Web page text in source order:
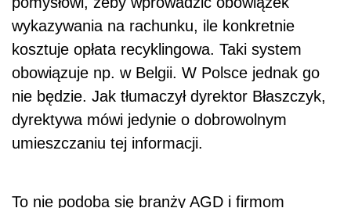
wykazywania na rachunku, ile konkretnie
kosztuje opłata recyklingowa. Taki system
obowiązuje np. w Belgii. W Polsce jednak go
nie będzie. Jak tłumaczył dyrektor Błaszczyk,
dyrektywa mówi jedynie o dobrowolnym
umieszczaniu tej informacji.
To nie podoba się branży AGD i firmom